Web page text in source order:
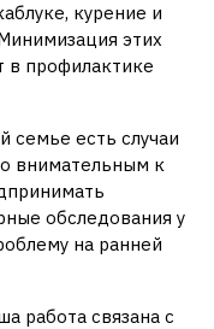
курение и
этих
профилактике
семье есть случаи
внимательным к
обследования у
на ранней
работа связана с